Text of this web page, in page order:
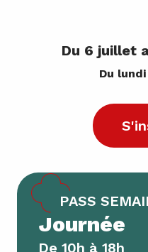
Du 6 juillet
Du
PASS
Journée
De 10h à 18h